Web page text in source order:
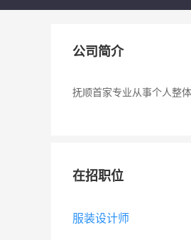
公司简介
抚顺首家专业从事个人整
在招职位
服装设计师